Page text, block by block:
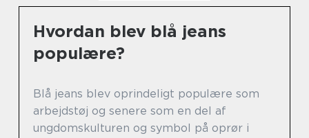
Hvordan blev blå jeans
populære?
Blå jeans blev oprindeligt populære som
arbejdstøj og senere som en del af
ungdomskulturen og symbol på oprør i